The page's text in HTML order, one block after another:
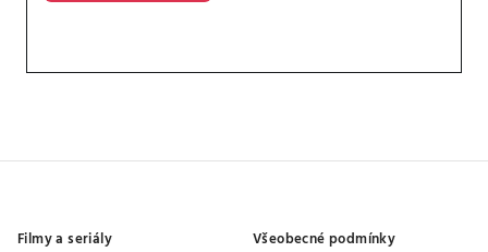
Filmy a seriály Všeobecné podmínky